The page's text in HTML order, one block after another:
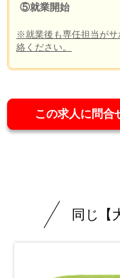
⑤就業開始
※就業後も専任担当がサ
絡ください。
この求人に問合
同じ【